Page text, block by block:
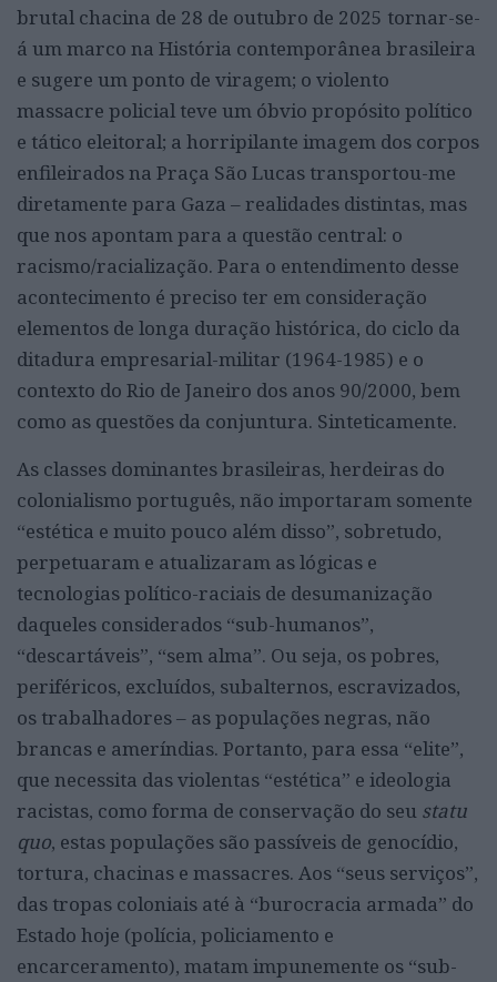
brutal chacina de 28 de outubro de 2025 tornar-se-
á um marco na História contemporânea brasileira
e sugere um ponto de viragem; o violento
massacre policial teve um óbvio propósito político
e tático eleitoral; a horripilante imagem dos corpos
enfileirados na Praça São Lucas transportou-me
diretamente para Gaza – realidades distintas, mas
que nos apontam para a questão central: o
racismo/racialização. Para o entendimento desse
acontecimento é preciso ter em consideração
elementos de longa duração histórica, do ciclo da
ditadura empresarial-militar (1964-1985) e o
contexto do Rio de Janeiro dos anos 90/2000, bem
como as questões da conjuntura. Sinteticamente.
As classes dominantes brasileiras, herdeiras do
colonialismo português, não importaram somente
“estética e muito pouco além disso”, sobretudo,
perpetuaram e atualizaram as lógicas e
tecnologias político-raciais de desumanização
daqueles considerados “sub-humanos”,
“descartáveis”, “sem alma”. Ou seja, os pobres,
periféricos, excluídos, subalternos, escravizados,
os trabalhadores – as populações negras, não
brancas e ameríndias. Portanto, para essa “elite”,
que necessita das violentas “estética” e ideologia
racistas, como forma de conservação do seu statu
quo, estas populações são passíveis de genocídio,
tortura, chacinas e massacres. Aos “seus serviços”,
das tropas coloniais até à “burocracia armada” do
Estado hoje (polícia, policiamento e
encarceramento), matam impunemente os “sub-